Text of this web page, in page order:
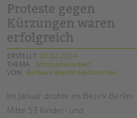
Proteste gegen
Kürzungen waren
erfolgreich
ERSTELLT 22.02.2024
THEMA Schulsozialarbeit
VON
Barbara Brecht-Hadraschek
Im Januar drohte im Bezirk Berlin-
Mitte 53 Kinder- und